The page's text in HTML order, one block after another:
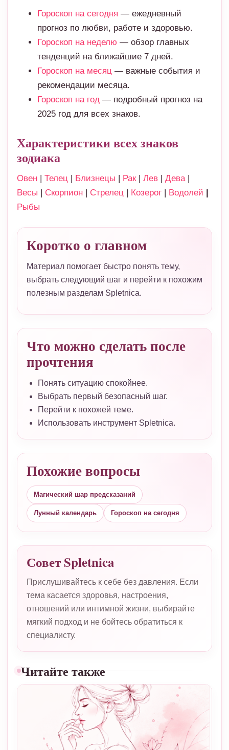
Гороскоп на сегодня — ежедневный
прогноз по любви, работе и здоровью.
Гороскоп на неделю — обзор главных
тенденций на ближайшие 7 дней.
Гороскоп на месяц — важные события и
рекомендации месяца.
Гороскоп на год — подробный прогноз на
2025 год для всех знаков.
Характеристики всех знаков
зодиака
Овен | Телец | Близнецы | Рак| Лев | Дева |
Весы | Скорпион | Стрелец | Козерог | Водолей |
Рыбы
Коротко о главном
Материал помогает быстро понять тему,
выбрать следующий шаг и перейти к похожим
полезным разделам Spletnica.
Что можно сделать после
прочтения
Понять ситуацию спокойнее.
Выбрать первый безопасный шаг.
Перейти к похожей теме.
Использовать инструмент Spletnica.
Похожие вопросы
Магический шар предсказаний
Лунный календарь Гороскоп на сегодня
Совет Spletnica
Прислушивайтесь к себе без давления. Если
тема касается здоровья, настроения,
отношений или интимной жизни, выбирайте
мягкий подход и не бойтесь обратиться к
специалисту.
Читайте также